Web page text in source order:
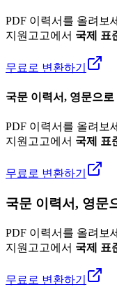
PDF 이력서를 올려보
지원고고에서 국제 표
무료로 변환하기
국문 이력서, 영문으
PDF 이력서를 올려보
지원고고에서 국제 표
무료로 변환하기
국문 이력서, 영문
PDF 이력서를 올려보
지원고고에서 국제 표
무료로 변환하기